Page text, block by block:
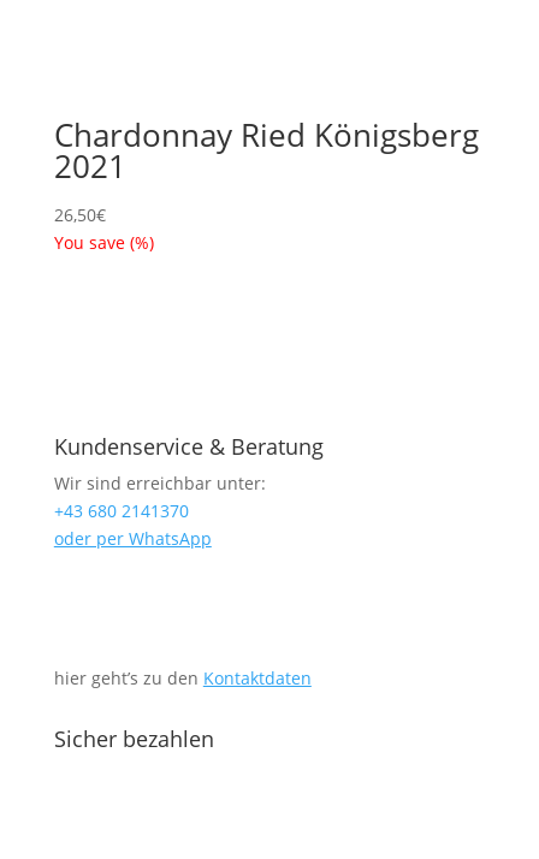
Chardonnay Ried Königsberg
2021
26,50€
You save (%)
Kundenservice & Beratung
Wir sind erreichbar unter:
+43 680 2141370
oder per WhatsApp
hier geht’s zu den Kontaktdaten
Sicher bezahlen